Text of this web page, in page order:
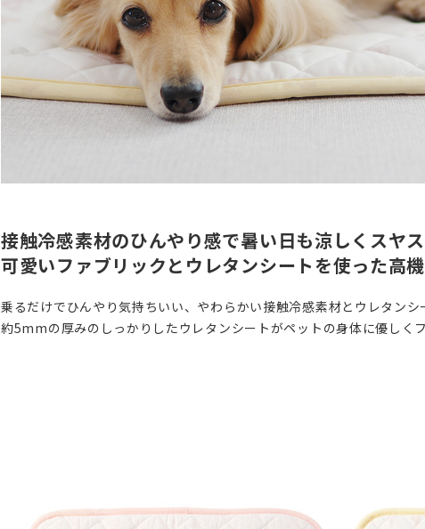
接触冷感素材のひんやり感で暑い日も涼しくスヤス
可愛いファブリックとウレタンシートを使った高機
乗るだけでひんやり気持ちいい、やわらかい接触冷感素材とウレタンシ
約5mmの厚みのしっかりしたウレタンシートがペットの身体に優しく